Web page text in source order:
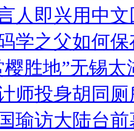
人即兴用中
学之父如何
樱胜地”无锡
师投身胡同
瑜访大陆台